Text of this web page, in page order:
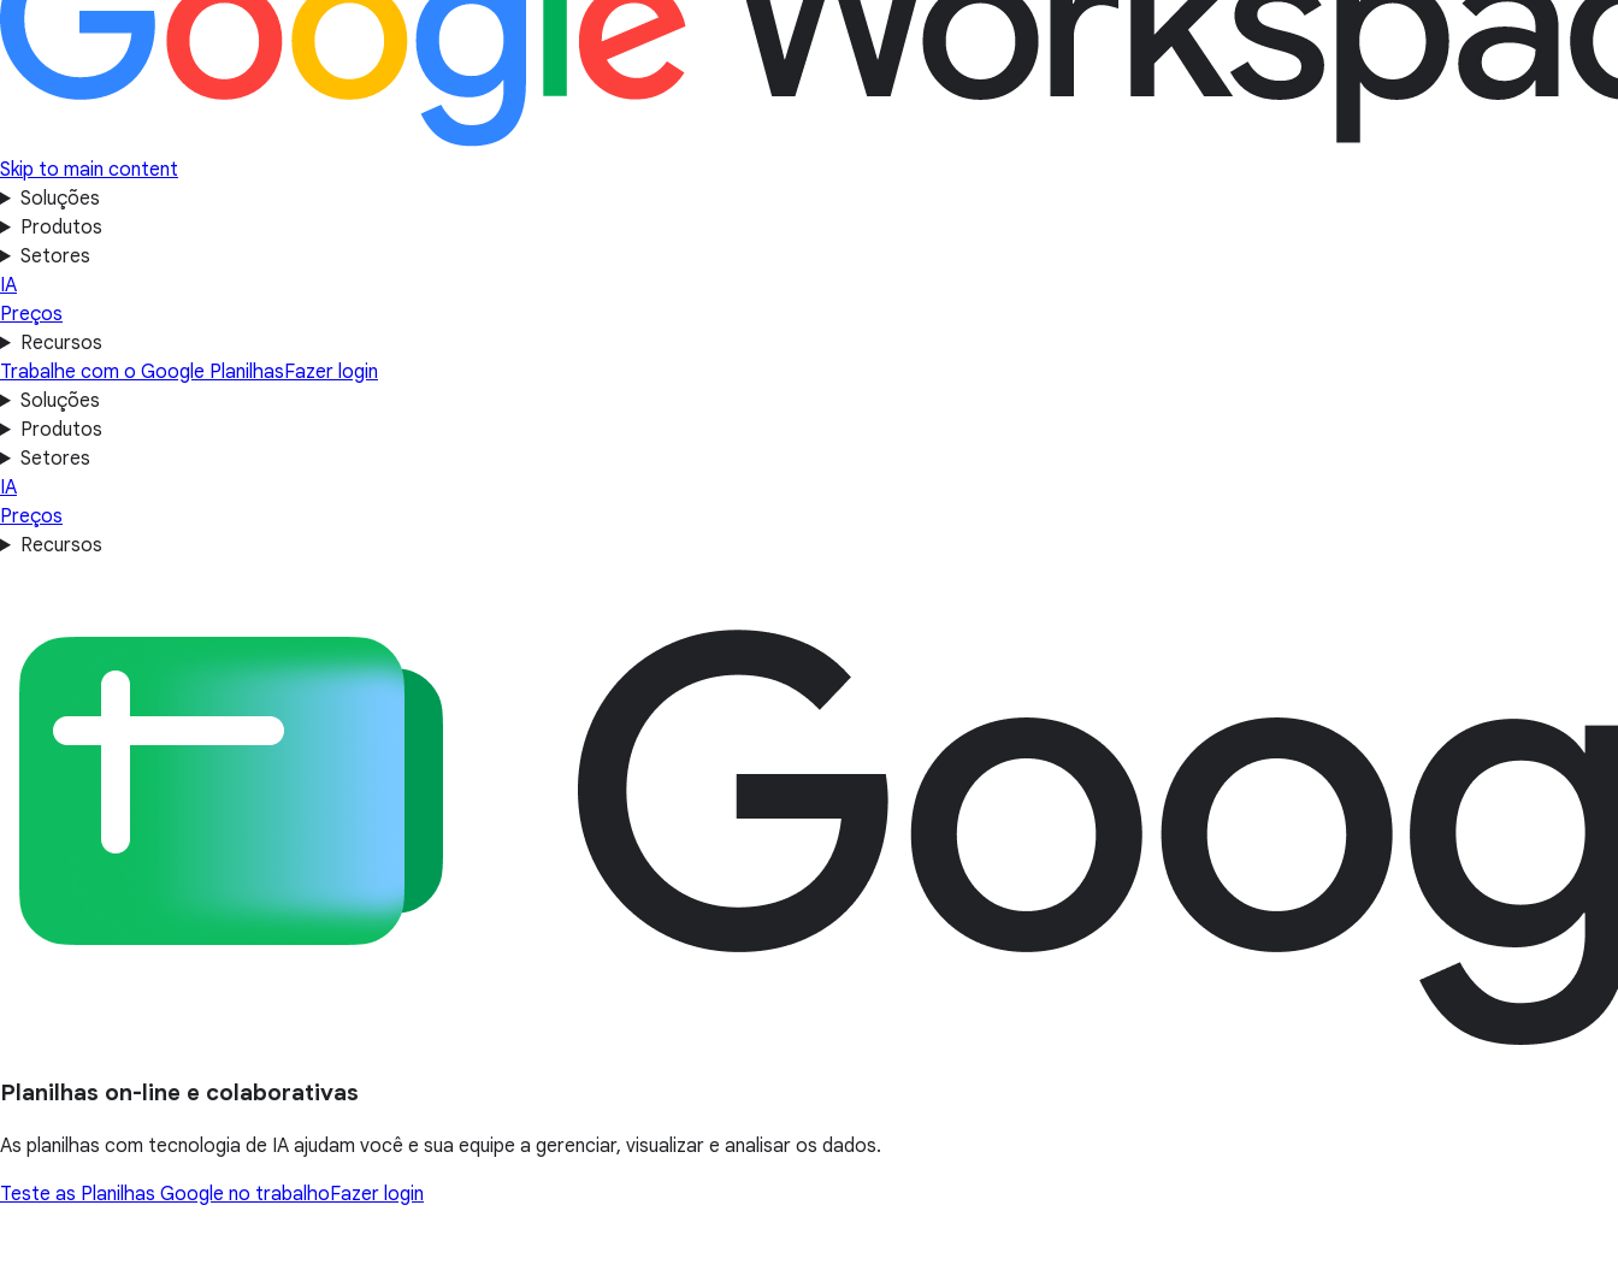
Skip to main content
Soluções
Produtos
Setores
IA
Preços
Recursos
Trabalhe com o Google PlanilhasFazer login
Soluções
Produtos
Setores
IA
Preços
Recursos
Planilhas on-line e colaborativas
As planilhas com tecnologia de IA ajudam você e sua equipe a gerenciar, visualizar e analisar os dados.
Teste as Planilhas Google no trabalhoFazer login